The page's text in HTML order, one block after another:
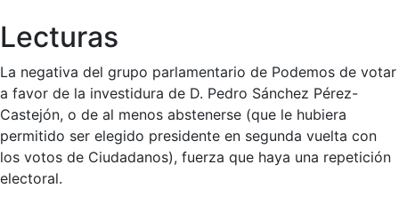
Lecturas
La negativa del grupo parlamentario de Podemos de votar
a favor de la investidura de D. Pedro Sánchez Pérez-
Castejón, o de al menos abstenerse (que le hubiera
permitido ser elegido presidente en segunda vuelta con
los votos de Ciudadanos), fuerza que haya una repetición
electoral.